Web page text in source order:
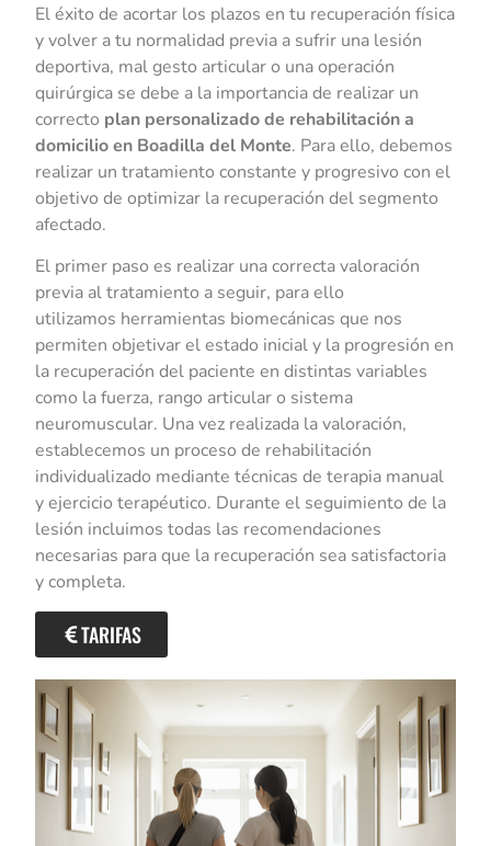
El éxito de acortar los plazos en tu recuperación física
y volver a tu normalidad previa a sufrir una lesión
deportiva, mal gesto articular o una operación
quirúrgica se debe a la importancia de realizar un
correcto plan personalizado de rehabilitación a
domicilio en Boadilla del Monte. Para ello, debemos
realizar un tratamiento constante y progresivo con el
objetivo de optimizar la recuperación del segmento
afectado.
El primer paso es realizar una correcta valoración
previa al tratamiento a seguir, para ello
utilizamos herramientas biomecánicas que nos
permiten objetivar el estado inicial y la progresión en
la recuperación del paciente en distintas variables
como la fuerza, rango articular o sistema
neuromuscular. Una vez realizada la valoración,
establecemos un proceso de rehabilitación
individualizado mediante técnicas de terapia manual
y ejercicio terapéutico. Durante el seguimiento de la
lesión incluimos todas las recomendaciones
necesarias para que la recuperación sea satisfactoria
y completa.
TARIFAS